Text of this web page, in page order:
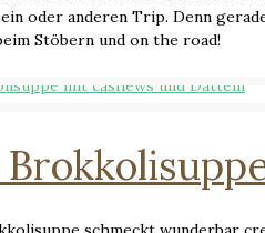
oder anderen Trip. Denn
Stöbern und on the road!